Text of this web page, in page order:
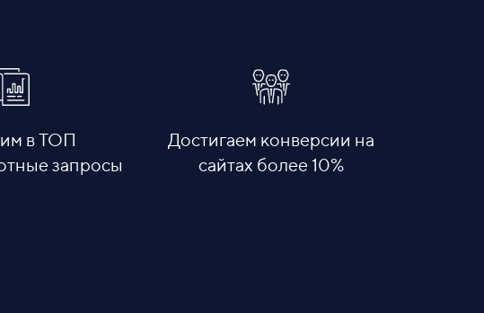
в ТОП
запросы
Достигаем конверсии на
сайтах более 10%